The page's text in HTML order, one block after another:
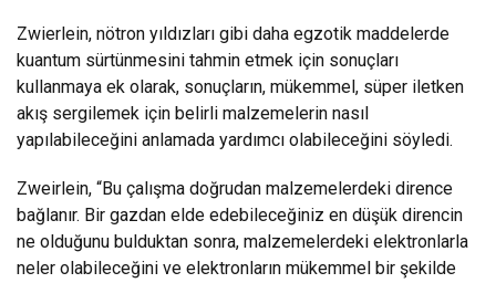
Zwierlein, nötron yıldızları gibi daha egzotik maddelerde
kuantum sürtünmesini tahmin etmek için sonuçları
kullanmaya ek olarak, sonuçların, mükemmel, süper iletken
akış sergilemek için belirli malzemelerin nasıl
yapılabileceğini anlamada yardımcı olabileceğini söyledi.
Zweirlein, “Bu çalışma doğrudan malzemelerdeki dirence
bağlanır. Bir gazdan elde edebileceğiniz en düşük direncin
ne olduğunu bulduktan sonra, malzemelerdeki elektronlarla
neler olabileceğini ve elektronların mükemmel bir şekilde